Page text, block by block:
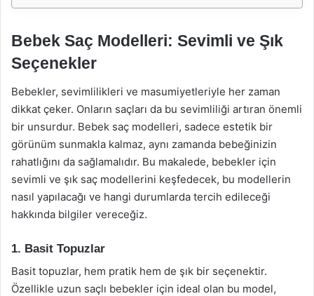
Bebek Saç Modelleri: Sevimli ve Şık
Seçenekler
Bebekler, sevimlilikleri ve masumiyetleriyle her zaman
dikkat çeker. Onların saçları da bu sevimliliği artıran önemli
bir unsurdur. Bebek saç modelleri, sadece estetik bir
görünüm sunmakla kalmaz, aynı zamanda bebeğinizin
rahatlığını da sağlamalıdır. Bu makalede, bebekler için
sevimli ve şık saç modellerini keşfedecek, bu modellerin
nasıl yapılacağı ve hangi durumlarda tercih edileceği
hakkında bilgiler vereceğiz.
1. Basit Topuzlar
Basit topuzlar, hem pratik hem de şık bir seçenektir.
Özellikle uzun saçlı bebekler için ideal olan bu model,